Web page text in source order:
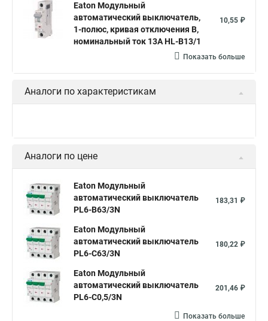
Eaton Модульный
автоматический выключатель,
1-полюс, кривая отключения B,
номинальный ток 13А HL-B13/1
10,55 ₽
Показать больше
Аналоги по характеристикам
Аналоги по цене
Eaton Модульный
автоматический выключатель
PL6-B63/3N
183,31 ₽
Eaton Модульный
автоматический выключатель
PL6-C63/3N
180,22 ₽
Eaton Модульный
автоматический выключатель
PL6-C0,5/3N
201,46 ₽
Показать больше